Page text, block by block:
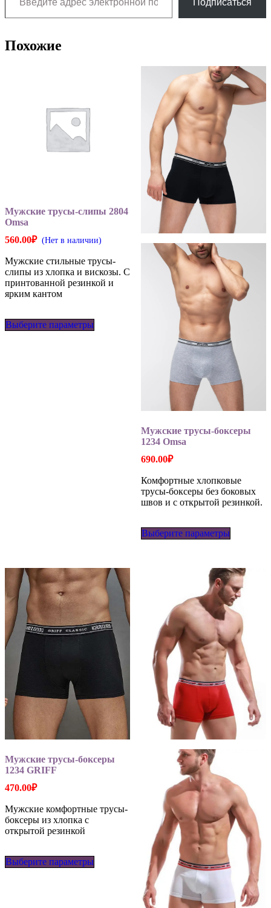
Похожие
Мужские трусы-слипы 2804
Omsa
560.00₽(Нет в наличии)
Мужские стильные трусы-
слипы из хлопка и вискозы. С
принтованной резинкой и
ярким кантом
Выберите параметры
Мужские трусы-боксеры
1234 Omsa
690.00₽
Комфортные хлопковые
трусы-боксеры без боковых
швов и с открытой резинкой.
Выберите параметры
Опции
можно
выбрать
на
странице
товара.
Мужские трусы-боксеры
1234 GRIFF
470.00₽
Мужские комфортные трусы-
боксеры из хлопка с
открытой резинкой
Выберите параметры